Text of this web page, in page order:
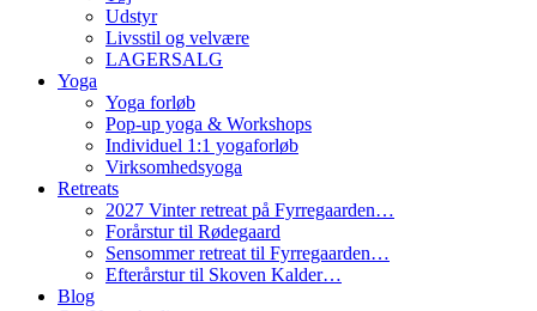
Udstyr
Livsstil og velvære
LAGERSALG
Yoga
Yoga forløb
Pop-up yoga & Workshops
Individuel 1:1 yogaforløb
Virksomhedsyoga
Retreats
2027 Vinter retreat på Fyrregaarden…
Forårstur til Rødegaard
Sensommer retreat til Fyrregaarden…
Efterårstur til Skoven Kalder…
Blog